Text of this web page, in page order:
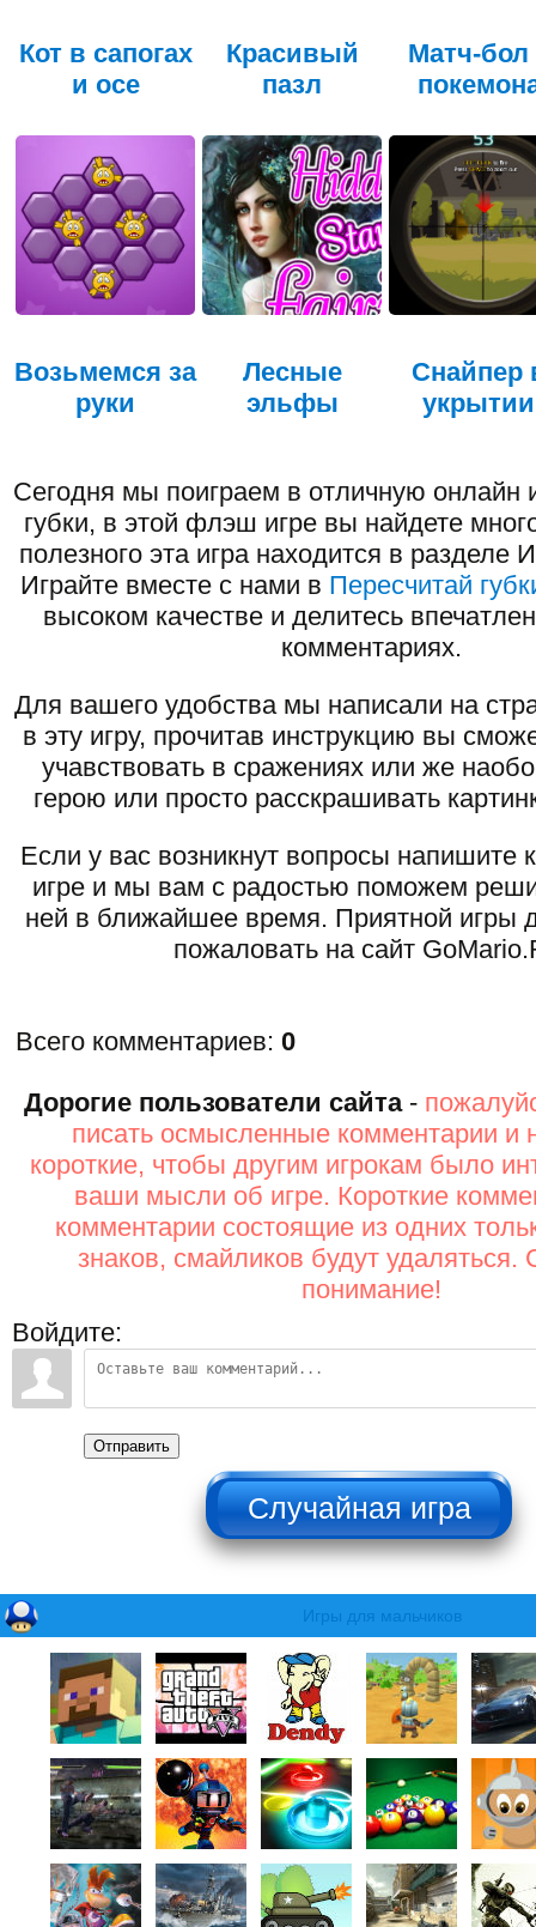
Кот в сапогах
и осе
Красивый
пазл
Матч-бол
Возьмемся за
руки
Лесные
эльфы
Снайпер
укрытии
Сегодня мы поиграем в отличную онлайн
губки, в этой флэш игре вы найдете
полезного эта игра находится в разделе
Играйте вместе с нами в Пересчитай
высоком качестве и делитесь
комментариях.
Для вашего удобства мы написали на
в эту игру, прочитав инструкцию вы
учавствовать в сражениях или же
герою или просто расскрашивать
Если у вас возникнут вопросы напишите
игре и мы вам с радостью поможем
ней в ближайшее время. Приятной игры
пожаловать на сайт
Всего комментариев: 0
Дорогие пользователи сайта-
писать осмысленные комментарии и
короткие, чтобы другим игрокам было
ваши мысли об игре. Короткие
комментарии состоящие из одних
знаков, смайликов будут удаляться.
понимание!
Войдите:
Отправить
НЕ НАЖИМАТЬ!!!
Игры для мальчиков